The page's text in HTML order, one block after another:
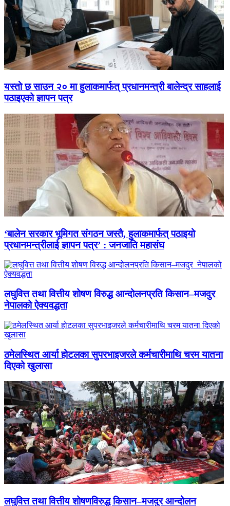
यस्तो छ साउन २० मा हुलाकमार्फत् प्रधानमन्त्री बालेन्द्र साहलाई
पठाइएको ज्ञापन पत्र
‘बालेन सरकार भूमिगत संगठन जस्तै, हुलाकमार्फत् पठाइयो
प्रधानमन्त्रीलाई ज्ञापन पत्र’ : जनजाति महासंघ
लघुवित्त तथा वित्तीय शोषण विरुद्ध आन्दोलनप्रति किसान–मजदुर
नेपालको ऐक्यवद्धता
ठमेलस्थित आर्या होटलका सुपरभाइजरले कर्मचारीमाथि चरम यातना
दिएको खुलासा
लघुवित्त तथा वित्तीय शोषणविरुद्ध किसान–मजदुर आन्दोलन